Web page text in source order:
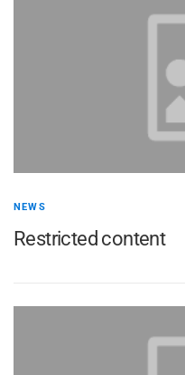
NEWS
Restricted content